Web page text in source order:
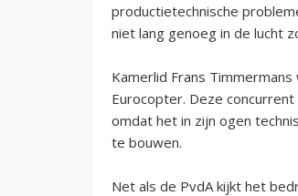
productietechnische
niet lang genoeg in de lucht
Kamerlid Frans
Eurocopter. Deze
omdat het in zijn ogen
te bouwen.
Net als de PvdA kijkt het